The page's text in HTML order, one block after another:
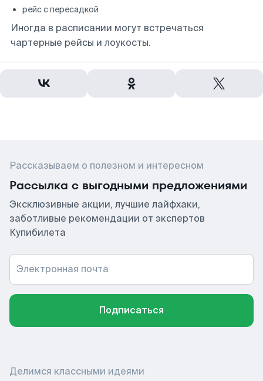
рейс с пересадкой
Иногда в расписании могут встречаться
чартерные рейсы и лоукосты.
Рассказываем о полезном и интересном
Рассылка с выгодными предложениями
Эксклюзивные акции, лучшие лайфхаки,
заботливые рекомендации от экспертов
Купибилета
Электронная почта
Подписаться
Делимся классными идеями